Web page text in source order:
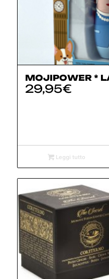
MOJIPOWER *
29,95€
Leggi tutto